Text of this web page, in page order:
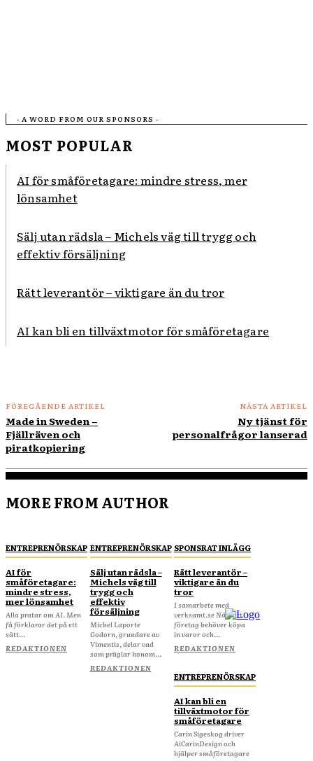
- A WORD FROM OUR SPONSORS -
MOST POPULAR
AI för småföretagare: mindre stress, mer
lönsamhet
Sälj utan rädsla – Michels väg till trygg och
effektiv försäljning
Rätt leverantör – viktigare än du tror
AI kan bli en tillväxtmotor för småföretagare
FÖREGÅENDE ARTIKEL
Made in Sweden –
Fjällräven och
piratkopiering
NÄSTA ARTIKEL
Ny tjänst för
personalfrågor lanserad
MORE FROM AUTHOR
ENTREPRENÖRSKAP
AI för
småföretagare:
mindre stress,
mer lönsamhet
Alla pratar om AI. Men
få förklarar det på ett
sätt...
REDAKTIONEN
ENTREPRENÖRSKAP
Sälj utan rädsla –
Michels väg till
trygg och
effektiv
försäljning
Michel Laporte
Godorn, grundare av
Vimentis, delar vad
som präglar honom...
REDAKTIONEN
SPONSRAT INLÄGG
Rätt leverantör –
viktigare än du
tror
I samarbete med
verksamt.se När ditt
företag behöver köpa
in varor och...
REDAKTIONEN
ENTREPRENÖRSKAP
AI kan bli en
tillväxtmotor för
småföretagare
Carin Sigeskog driver
AiCarinDesign och
hjälper småföretagare